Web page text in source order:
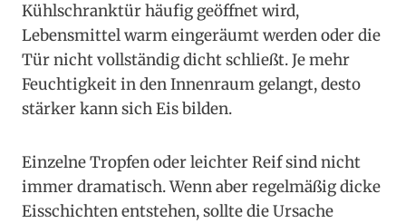
Kühlschranktür häufig geöffnet wird,
Lebensmittel warm eingeräumt werden oder die
Tür nicht vollständig dicht schließt. Je mehr
Feuchtigkeit in den Innenraum gelangt, desto
stärker kann sich Eis bilden.
Einzelne Tropfen oder leichter Reif sind nicht
immer dramatisch. Wenn aber regelmäßig dicke
Eisschichten entstehen, sollte die Ursache